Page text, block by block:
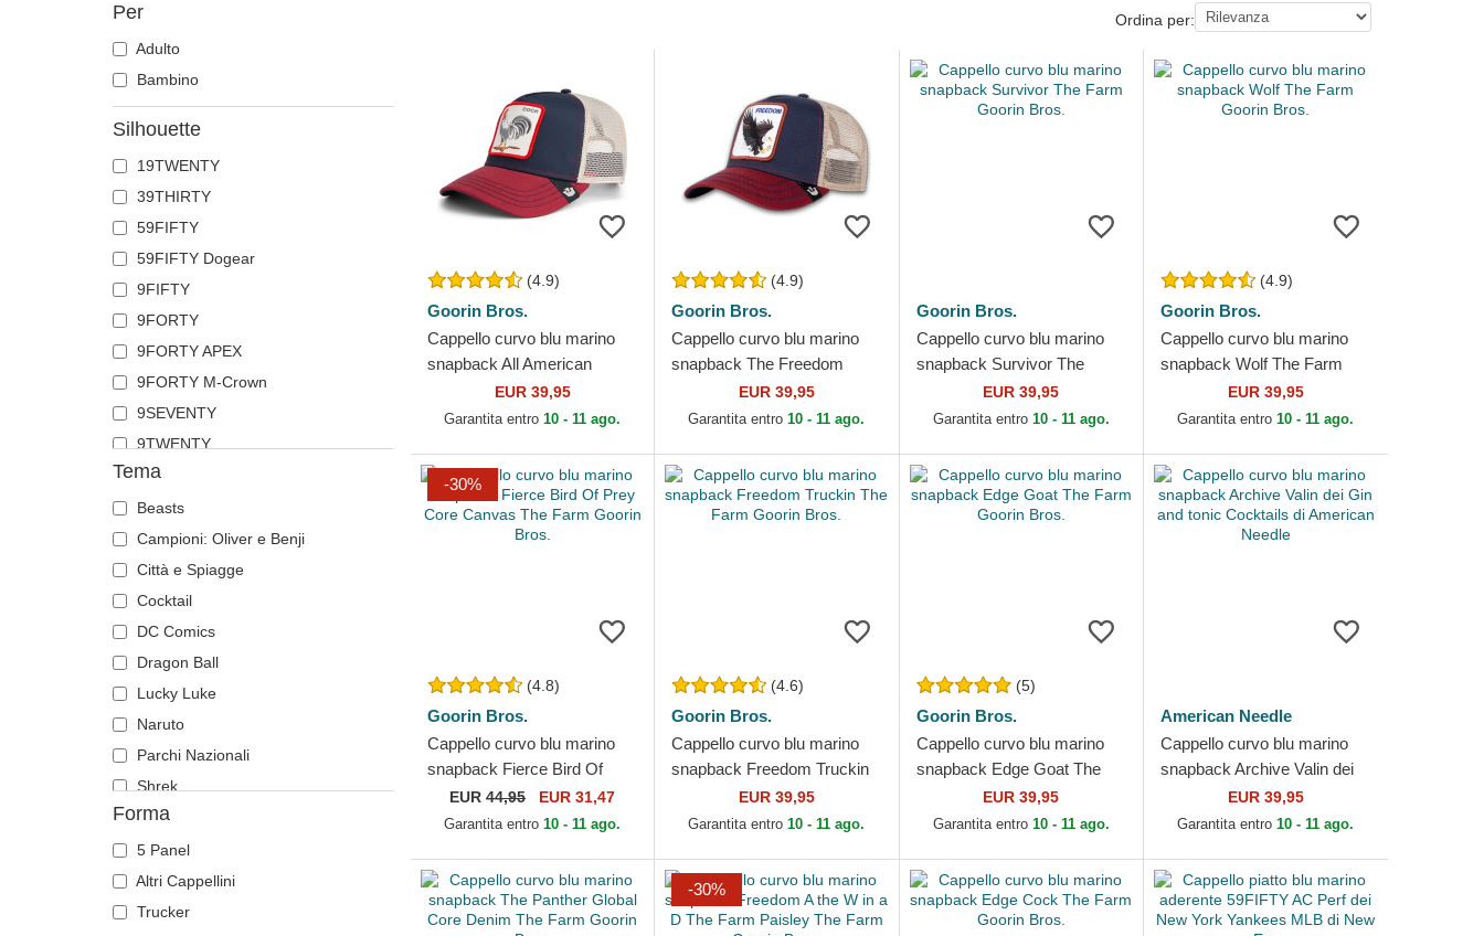
New Era
Nike
Oblack
Pica Pica
Polo Ralph Lauren
The No.1 Face
Von Dutch
Per
Adulto
Bambino
Silhouette
19TWENTY
39THIRTY
59FIFTY
59FIFTY Dogear
9FIFTY
9FORTY
9FORTY APEX
9FORTY M-Crown
9SEVENTY
9TWENTY
A Frame
Runner
The 90s
The Ball
The Retro
The Snap
The Trucker
Tema
Beasts
Campioni: Oliver e Benji
Città e Spiagge
Cocktail
DC Comics
Dragon Ball
Lucky Luke
Naruto
Parchi Nazionali
Shrek
Forma
5 Panel
Altri Cappellini
Trucker
Ordina per:
(4.9)
Goorin Bros.
Cappello curvo blu marino
snapback All American
Rooster The Farm Goorin
Bros.
EUR 39,95
Garantita entro10 - 11 ago.
(4.9)
Goorin Bros.
Cappello curvo blu marino
snapback The Freedom
Eagle The Farm Goorin
Bros.
EUR 39,95
Garantita entro10 - 11 ago.
Goorin Bros.
Cappello curvo blu marino
snapback Survivor The
Farm Goorin Bros.
EUR 39,95
Garantita entro 10 - 11 ago.
(4.9)
Goorin Bros.
Cappello curvo blu marino
snapback Wolf The Farm
Goorin Bros.EUR 39,95
Garantita entro10 - 11 ago.
-30%
(4.8)
Goorin Bros.
Cappello curvo blu marino
snapback Fierce Bird Of
Prey Core Canvas The Farm
Goorin Bros.
EUR44,95 EUR 31,47
Garantita entro10 - 11 ago.
(4.6)
Goorin Bros.
Cappello curvo blu marino
snapback Freedom Truckin
The Farm Goorin Bros.
EUR 39,95
Garantita entro10 - 11 ago.
(5)
Goorin Bros.
Cappello curvo blu marino
snapback Edge Goat The
Farm Goorin Bros.
EUR 39,95
Garantita entro 10 - 11 ago.
American Needle
Cappello curvo blu marino
snapback Archive Valin dei
Gin and tonic Cocktails di
American Needle
EUR 39,95
Garantita entro10 - 11 ago.
-30%